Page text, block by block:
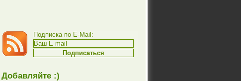
Подписка по E-Mail:
Добавляйте :)